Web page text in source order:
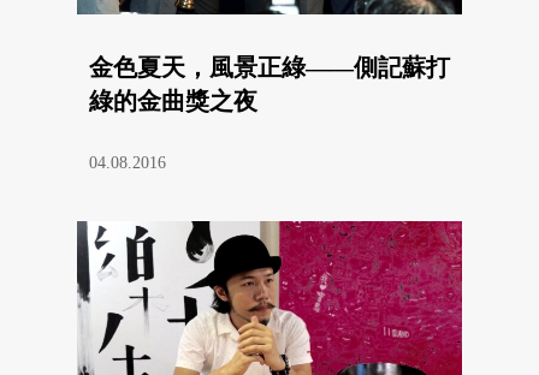
金色夏天，風景正綠——側記蘇打
綠的金曲獎之夜
04.08.2016